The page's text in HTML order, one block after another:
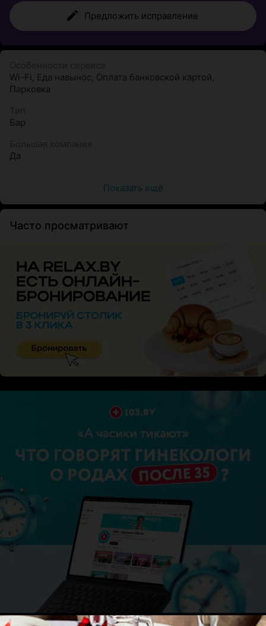
Предложить исправление
Wi-Fi , Еда навынос, Оплата банковской картой,
Парковка
Бар
Да
Показать ещё
Часто просматривают